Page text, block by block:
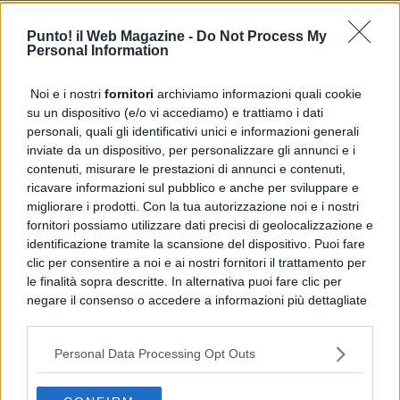
Punto! il Web Magazine - Do Not Process My
Personal Information
Noi e i nostri fornitori archiviamo informazioni quali cookie
su un dispositivo (e/o vi accediamo) e trattiamo i dati
personali, quali gli identificativi unici e informazioni generali
inviate da un dispositivo, per personalizzare gli annunci e i
contenuti, misurare le prestazioni di annunci e contenuti,
ricavare informazioni sul pubblico e anche per sviluppare e
migliorare i prodotti. Con la tua autorizzazione noi e i nostri
fornitori possiamo utilizzare dati precisi di geolocalizzazione e
identificazione tramite la scansione del dispositivo. Puoi fare
clic per consentire a noi e ai nostri fornitori il trattamento per
le finalità sopra descritte. In alternativa puoi fare clic per
negare il consenso o accedere a informazioni più dettagliate
possono non richiedere il tuo consenso, ma hai il diritto di
opporti a tale trattamento. Le tue preferenze si
applicheranno solo a questo sito web. Puoi modificare le tue
Personal Data Processing Opt Outs